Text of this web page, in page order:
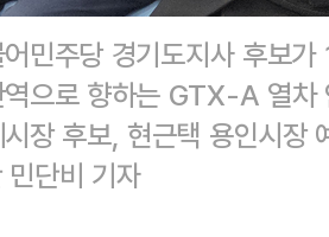
민주당 경기도지사 후보
으로 향하는 GTX-A 열차
장 후보, 현근택 용인시장
단비 기자